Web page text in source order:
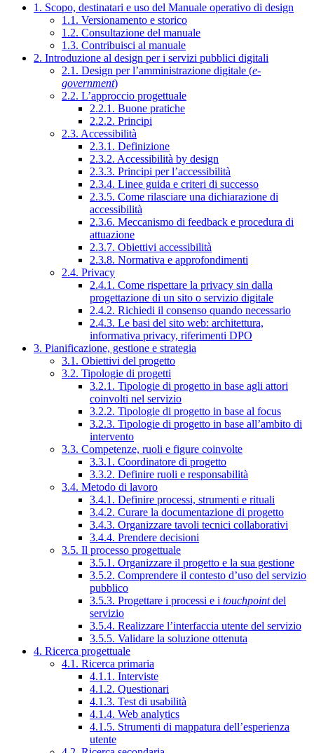
1. Scopo, destinatari e uso del Manuale operativo di design
1.1. Versionamento e storico
1.2. Consultazione del manuale
1.3. Contribuisci al manuale
2. Introduzione al design per i servizi pubblici digitali
2.1. Design per l’amministrazione digitale (e-
government)
2.2. L’approccio progettuale
2.2.1. Buone pratiche
2.2.2. Principi
2.3. Accessibilità
2.3.1. Definizione
2.3.2. Accessibilità by design
2.3.3. Principi per l’accessibilità
2.3.4. Linee guida e criteri di successo
2.3.5. Come rilasciare una dichiarazione di
accessibilità
2.3.6. Meccanismo di feedback e procedura di
attuazione
2.3.7. Obiettivi accessibilità
2.3.8. Normativa e approfondimenti
2.4. Privacy
2.4.1. Come rispettare la privacy sin dalla
progettazione di un sito o servizio digitale
2.4.2. Richiedi il consenso quando necessario
2.4.3. Le basi del sito web: architettura,
informativa privacy, riferimenti DPO
3. Pianificazione, gestione e strategia
3.1. Obiettivi del progetto
3.2. Tipologie di progetti
3.2.1. Tipologie di progetto in base agli attori
coinvolti nel servizio
3.2.2. Tipologie di progetto in base al focus
3.2.3. Tipologie di progetto in base all’ambito di
intervento
3.3. Competenze, ruoli e figure coinvolte
3.3.1. Coordinatore di progetto
3.3.2. Definire ruoli e responsabilità
3.4. Metodo di lavoro
3.4.1. Definire processi, strumenti e rituali
3.4.2. Curare la documentazione di progetto
3.4.3. Organizzare tavoli tecnici collaborativi
3.4.4. Prendere decisioni
3.5. Il processo progettuale
3.5.1. Organizzare il progetto e la sua gestione
3.5.2. Comprendere il contesto d’uso del servizio
pubblico
3.5.3. Progettare i processi e i touchpointdel
servizio
3.5.4. Realizzare l’interfaccia utente del servizio
3.5.5. Validare la soluzione ottenuta
4. Ricerca progettuale
4.1. Ricerca primaria
4.1.1. Interviste
4.1.2. Questionari
4.1.3. Test di usabilità
4.1.4. Web analytics
4.1.5. Strumenti di mappatura dell’esperienza
utente